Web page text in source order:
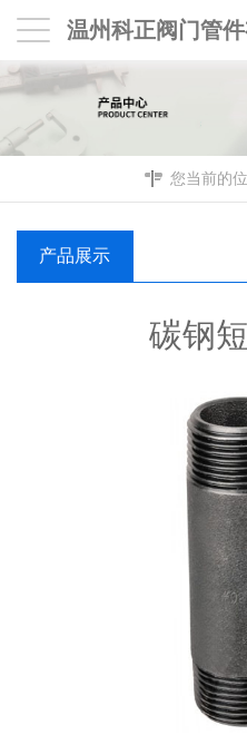
温州科正阀门管
您当前的
产品展示
碳钢